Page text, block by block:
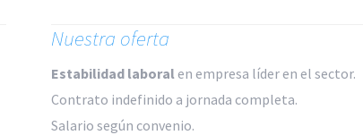
Nuestra oferta
Estabilidad laboral en empresa líder en el sector.
Contrato indefinido a jornada completa.
Salario según convenio.